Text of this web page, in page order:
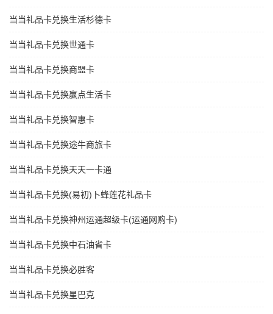
当当礼品卡兑换生活杉德卡
当当礼品卡兑换世通卡
当当礼品卡兑换商盟卡
当当礼品卡兑换赢点生活卡
当当礼品卡兑换智惠卡
当当礼品卡兑换途牛商旅卡
当当礼品卡兑换天天一卡通
当当礼品卡兑换(易初)卜蜂莲花礼品卡
当当礼品卡兑换神州运通超级卡(运通网购卡)
当当礼品卡兑换中石油省卡
当当礼品卡兑换必胜客
当当礼品卡兑换星巴克